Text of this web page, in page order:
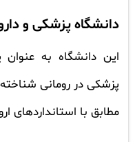
دانشگاه پزشکی و
این دانشگاه به عنوان
پزشکی در رومانی
مطابق با استانداردهای